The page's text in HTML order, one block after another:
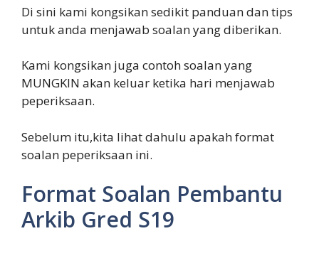
Di sini kami kongsikan sedikit panduan dan tips
untuk anda menjawab soalan yang diberikan.
Kami kongsikan juga contoh soalan yang
MUNGKIN akan keluar ketika hari menjawab
peperiksaan.
Sebelum itu,kita lihat dahulu apakah format
soalan peperiksaan ini.
Format Soalan Pembantu
Arkib Gred S19